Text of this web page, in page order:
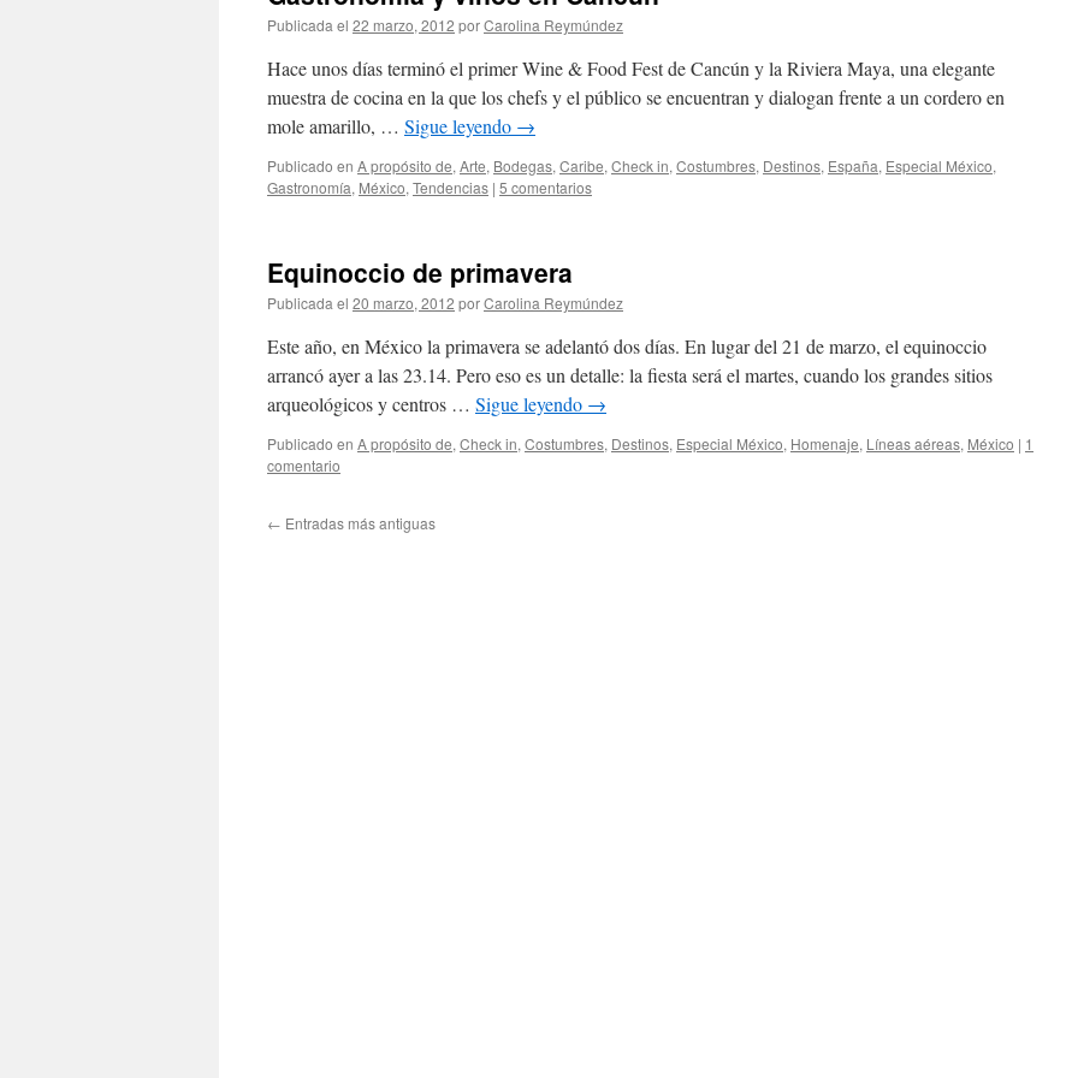
Publicada el 22 marzo, 2012 porCarolina Reymúndez
Hace unos días terminó el primer Wine & Food Fest de Cancún y la Riviera Maya, una elegante
muestra de cocina en la que los chefs y el público se encuentran y dialogan frente a un cordero en
mole amarillo, … Sigue leyendo →
Publicado en A propósito de, Arte, Bodegas, Caribe, Check in, Costumbres, Destinos, España, Especial México,
Gastronomí­a, México, Tendencias | 5 comentarios
Equinoccio de primavera
Publicada el 20 marzo, 2012 porCarolina Reymúndez
Este año, en México la primavera se adelantó dos días. En lugar del 21 de marzo, el equinoccio
arrancó ayer a las 23.14. Pero eso es un detalle: la fiesta será el martes, cuando los grandes sitios
arqueológicos y centros … Sigue leyendo →
Publicado en A propósito de, Check in, Costumbres, Destinos, Especial México, Homenaje, Lí­neas aéreas, México | 1
comentario
← Entradas más antiguas